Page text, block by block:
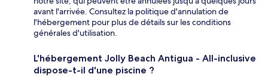
avant l'arrivée. Consultez la politique d'annulation de
l'hébergement pour plus de détails sur les conditions
générales d'utilisation.
L'hébergement Jolly Beach Antigua - All-inclusive
dispose-t-il d'une piscine ?